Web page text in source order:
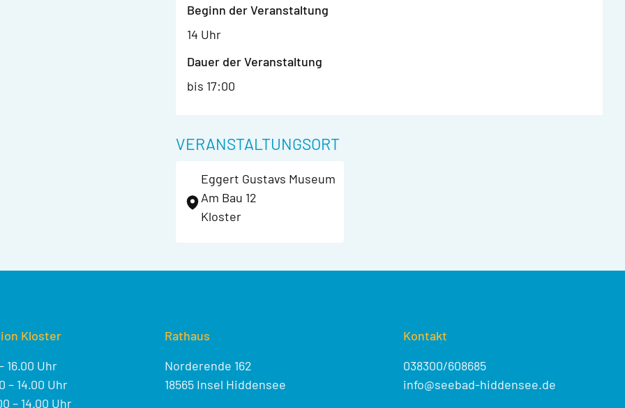
Beginn der Veranstaltung
14 Uhr
Dauer der Veranstaltung
bis 17:00
VERANSTALTUNGSORT
Eggert Gustavs Museum
Am Bau 12
Kloster
Kloster
16.00 Uhr
– 14.00 Uhr
– 14.00 Uhr
Rathaus
Norderende 162
18565 Insel Hiddensee
Kontakt
038300/608685
info@seebad-hiddensee.de